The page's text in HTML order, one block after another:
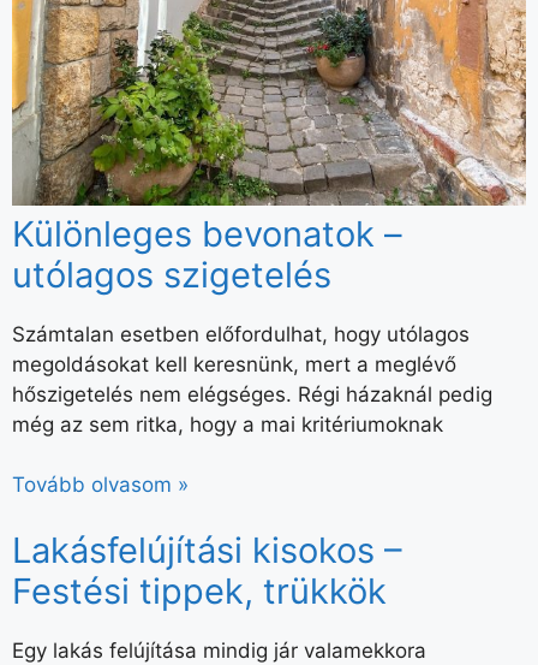
Különleges bevonatok –
utólagos szigetelés
Számtalan esetben előfordulhat, hogy utólagos
megoldásokat kell keresnünk, mert a meglévő
hőszigetelés nem elégséges. Régi házaknál pedig
még az sem ritka, hogy a mai kritériumoknak
Tovább olvasom »
Lakásfelújítási kisokos –
Festési tippek, trükkök
Egy lakás felújítása mindig jár valamekkora